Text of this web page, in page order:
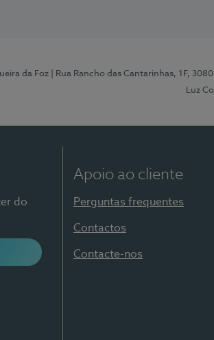
da Foz | Rua Rancho das Cantarinhas, 1F,
Luz
do
Apoio ao cliente
Perguntas frequentes
Contactos
Contacte-nos